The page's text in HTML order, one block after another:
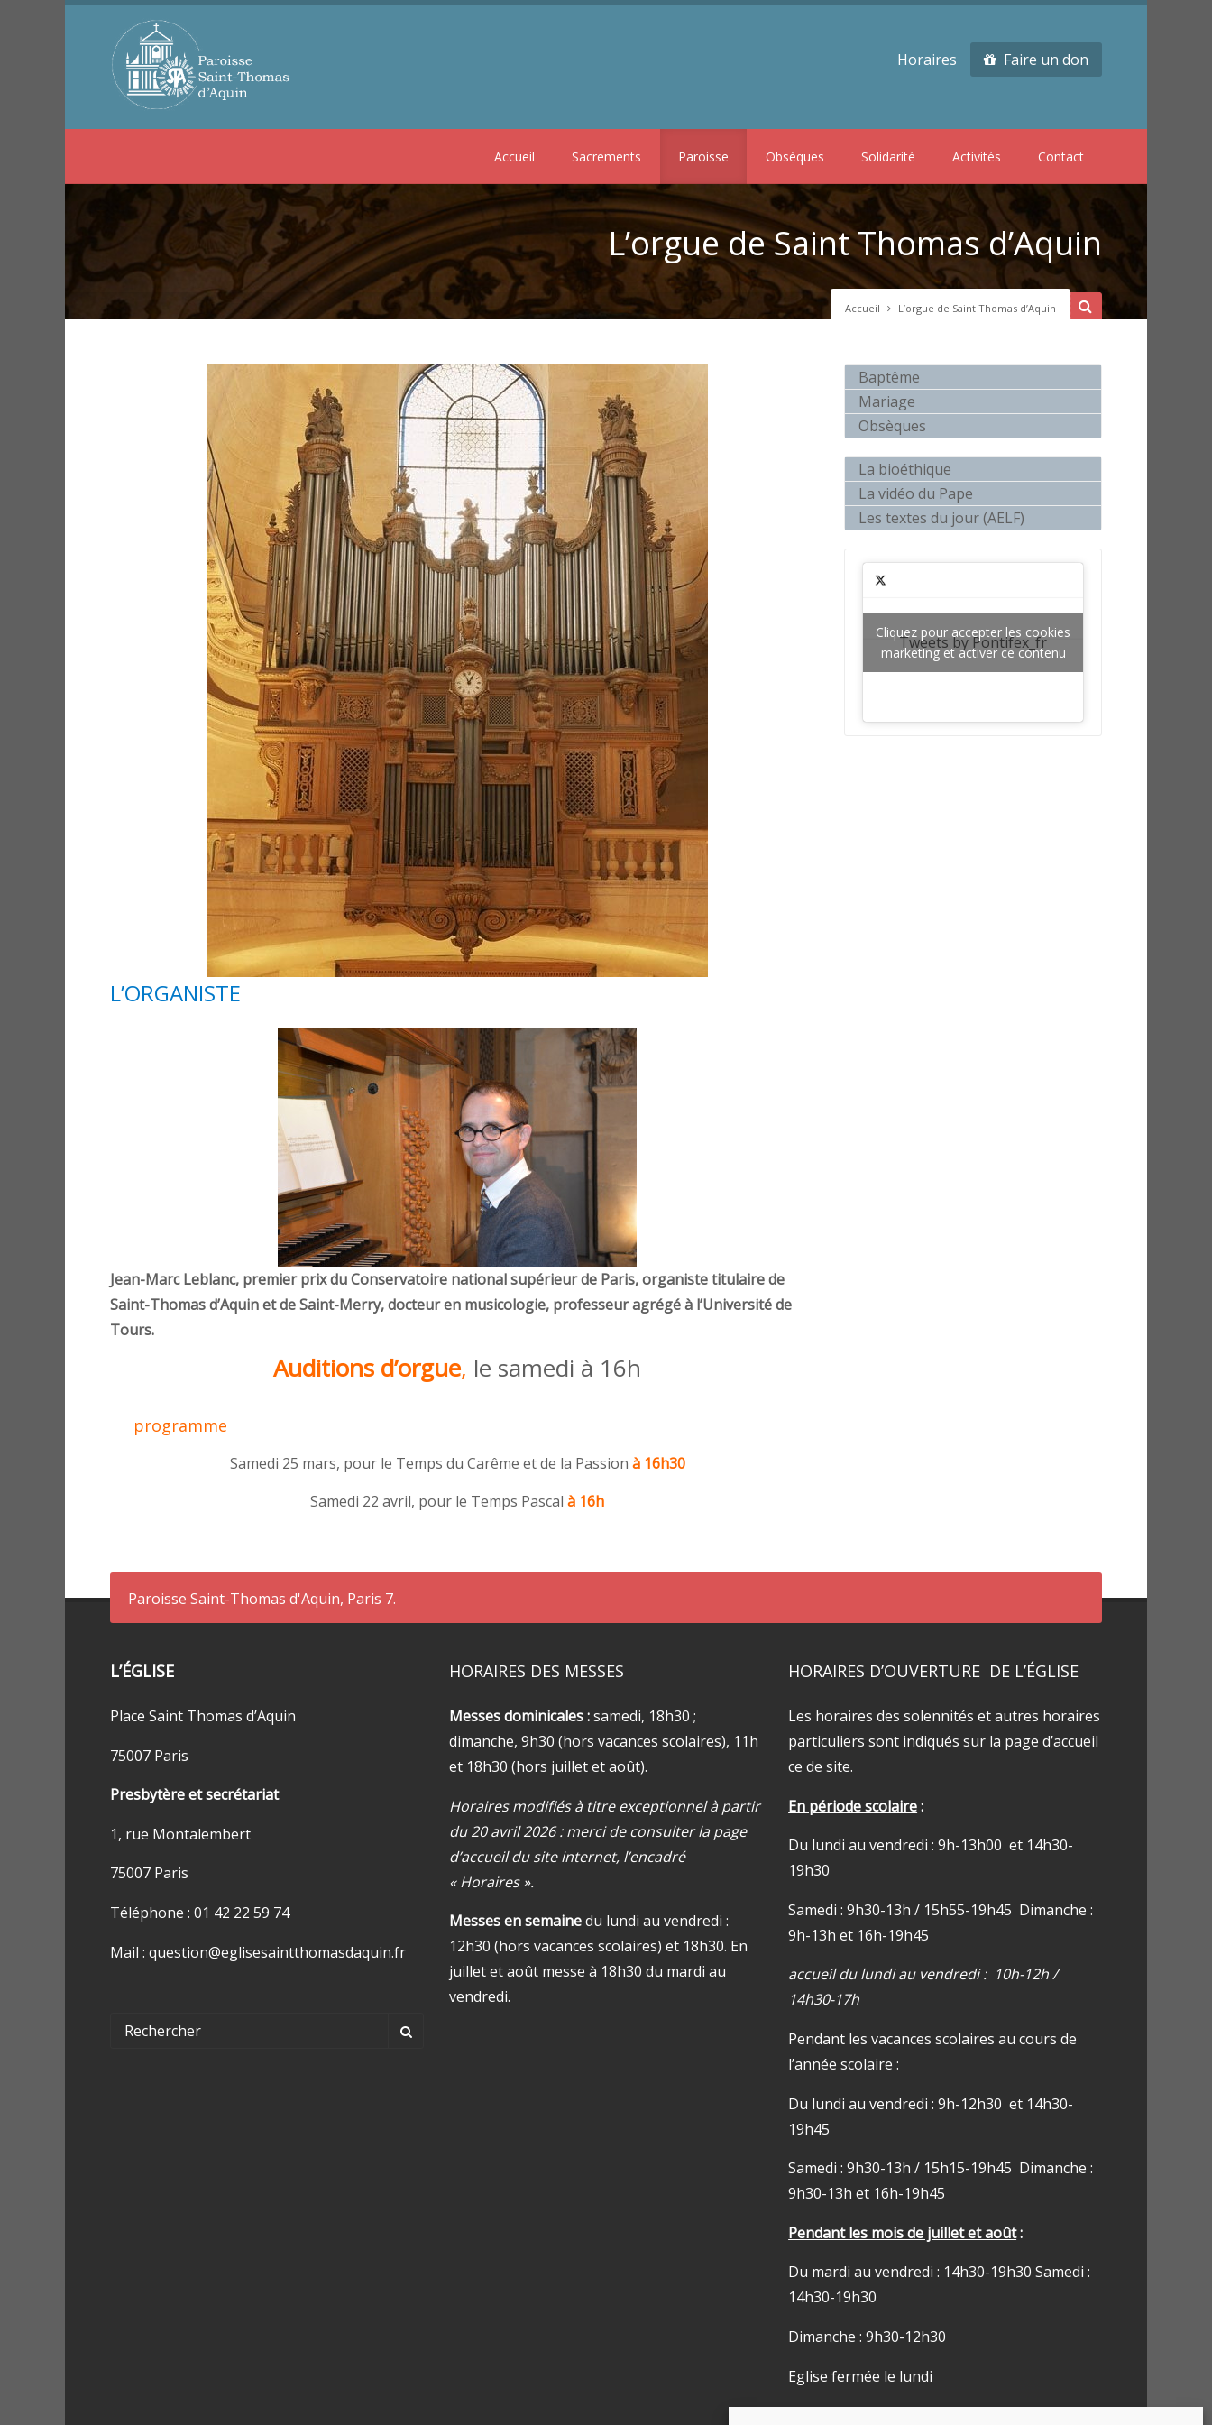
Horaires Faire un don
Accueil Sacrements Paroisse Obsèques Solidarité Activités Contact
Accueil L’orgue de Saint Thomas d’Aquin
L’orgue de Saint Thomas d’Aquin
L’ORGANISTE
Jean-Marc Leblanc, premier prix du Conservatoire national supérieur de Paris, organiste titulaire de
Saint-Thomas d’Aquin et de Saint-Merry, docteur en musicologie, professeur agrégé à l’Université de
Tours.
Auditions d’orgue, le samedi à 16h
programme
Samedi 25 mars, pour le Temps du Carême et de la Passion à 16h30
Samedi 22 avril, pour le Temps Pascal à 16h
Baptême
Mariage
Obsèques
La bioéthique
La vidéo du Pape
Les textes du jour (AELF)
Tweets by Pontifex_fr
Cliquez pour accepter les cookies
marketing et activer ce contenu
Paroisse Saint-Thomas d'Aquin, Paris 7.
L’ÉGLISE
Place Saint Thomas d’Aquin
75007 Paris
Presbytère et secrétariat
1, rue Montalembert
75007 Paris
Téléphone : 01 42 22 59 74
Mail : question@eglisesaintthomasdaquin.fr
HORAIRES DES MESSES
Messes dominicales :samedi, 18h30 ;
dimanche, 9h30 (hors vacances scolaires), 11h
et 18h30 (hors juillet et août).
Horaires modifiés à titre exceptionnel à partir
du 20 avril 2026 : merci de consulter la page
d’accueil du site internet, l’encadré
« Horaires ».
Messes en semainedu lundi au vendredi :
12h30 (hors vacances scolaires) et 18h30. En
juillet et août messe à 18h30 du mardi au
vendredi.
HORAIRES D’OUVERTURE DE L’ÉGLISE
Les horaires des solennités et autres horaires
particuliers sont indiqués sur la page d’accueil
ce de site.
En période scolaire:
Du lundi au vendredi : 9h-13h00 et 14h30-
19h30
Samedi : 9h30-13h / 15h55-19h45 Dimanche :
9h-13h et 16h-19h45
accueil du lundi au vendredi : 10h-12h /
14h30-17h
Pendant les vacances scolaires au cours de
l’année scolaire :
Du lundi au vendredi : 9h-12h30 et 14h30-
19h45
Samedi : 9h30-13h / 15h15-19h45 Dimanche :
9h30-13h et 16h-19h45
Pendant les mois de juillet et août:
Du mardi au vendredi : 14h30-19h30 Samedi :
14h30-19h30
Dimanche : 9h30-12h30
Eglise fermée le lundi